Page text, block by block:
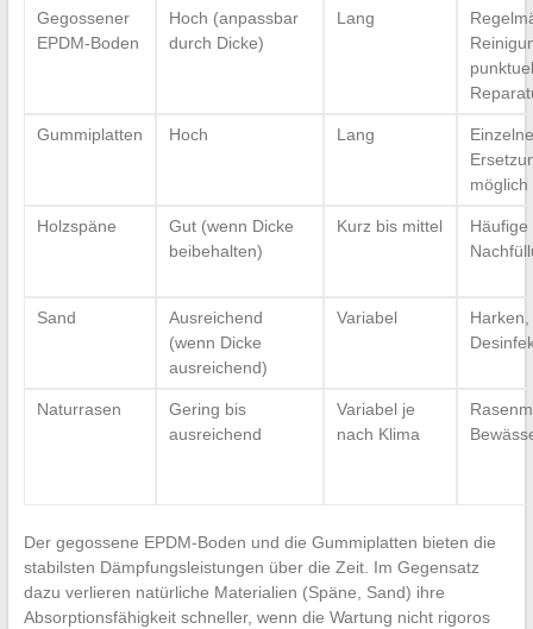
Gegossener
EPDM-Boden
Hoch (anpassbar
durch Dicke)
Lang
Gummiplatten Hoch Lang
Einzelne
möglich
Holzspäne
Gut (wenn Dicke
beibehalten)
Kurz bis mittel
Häufige
Sand
Ausreichend
(wenn Dicke
ausreichend)
Variabel
Harken,
Naturrasen
Gering bis
ausreichend
Variabel je
nach Klima
Der gegossene EPDM-Boden und die Gummiplatten bieten die
stabilsten Dämpfungsleistungen über die Zeit. Im Gegensatz
dazu verlieren natürliche Materialien (Späne, Sand) ihre
Absorptionsfähigkeit schneller, wenn die Wartung nicht rigoros